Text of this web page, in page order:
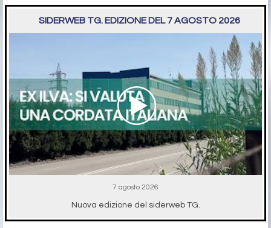
SIDERWEB TG. EDIZIONE DEL 7 AGOSTO 2026
7 agosto 2026
Nuova edizione del siderweb TG.